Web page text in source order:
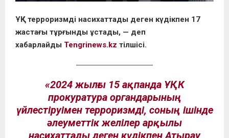
ҰҚК терроризмді насихаттады деген күдікпен 17
жастағы тұрғынды ұстады, — деп
хабарлайды Tengrinews.kz тілшісі.
«2024 жылғы 15 ақпанда ҰҚК
прокуратура органдарының
үйлестіруімен терроризмді, соның ішінде
әлеуметтік желілер арқылы
насихаттады деген күдікпен Атырау